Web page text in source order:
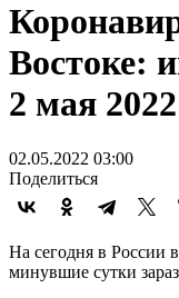
Востоке:
2 мая 2022
02.05.2022 03:00
Поделиться
На сегодня в России
минувшие сутки